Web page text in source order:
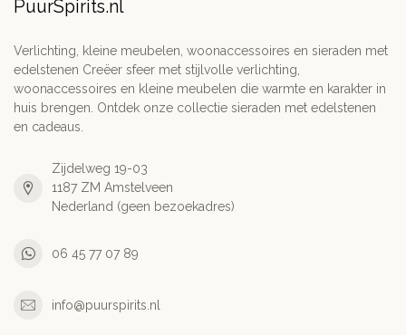
PuurSpirits.nl
Verlichting, kleine meubelen, woonaccessoires en sieraden met
edelstenen Creëer sfeer met stijlvolle verlichting,
woonaccessoires en kleine meubelen die warmte en karakter in
huis brengen. Ontdek onze collectie sieraden met edelstenen
en cadeaus.
Zijdelweg 19-03
1187 ZM Amstelveen
Nederland (geen bezoekadres)
06 45 77 07 89
info@puurspirits.nl